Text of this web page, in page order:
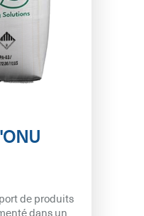
de produits
dans un